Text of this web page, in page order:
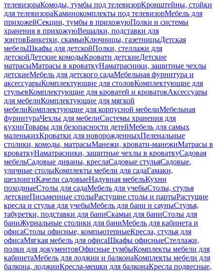
телевизораКомоды, тумбы под телевизорКронштейны, стойки
для телевизораКаминокомплекты под телевизорМебель для
прихожейСекции, тумбы в прихожуюПолки и системы
хранения в прихожуюВешалки, подставки для
зонтовБанкетки, скамьиКлючницы, газетницыДетская
мебельШкафы для детскойПолки, стеллажи для
детскойДетские комодыКровати детскиеДетские
матрасыМатрасы в кроваткуНаматрасники, защитные чехлы
детскиеМебель для детского садаМебельная фурнитура и
аксессуарыКомплектующие для столовКомплектующие для
стульевКомплектующие для кроватей и кроватокАксессуары
для мебелиКомплектующие для мягкой
мебелиКомплектующие для корпусной мебелиМебельная
фурнитураЧехлы для мебелиСистемы хранения для
кухниТовары для безопасности детейМебель для самых
маленькихКроватки для новорожденныхПеленальные
столики, комоды, матрасыМанежи, кровати-манежиМатрасы в
кроваткуНаматрасники, защитные чехлы в кроваткуСадовая
мебельСадовые диваны, креслаСадовые стульяСадовые,
уличные столыКомплекты мебели для садаГамаки,
шезлонгиКачели садовыеНадувная мебельКухни
походныеСтолы для садаМебель для учебыСтолы, стулья
детскиеПисьменные столыРастущие столы и партыРастущие
кресла и стулья для учебыМебель для бани и сауныСтулья,
табуретки, подставки для баниСкамьи для баниСтолы для
баниЖурнальные столики для баниМебель для кабинета и
офисаСтолы офисные, компьютерныеКресла, стулья для
офисаМягкая мебель для офисаШкафы офисныеСтеллажи,
полки для документовОфисные тумбыКомплекты мебели для
кабинетаМебель для лоджии и балконаКомплекты мебели для
балкона, лоджииКресла-мешки для балконаКресла подвесные,